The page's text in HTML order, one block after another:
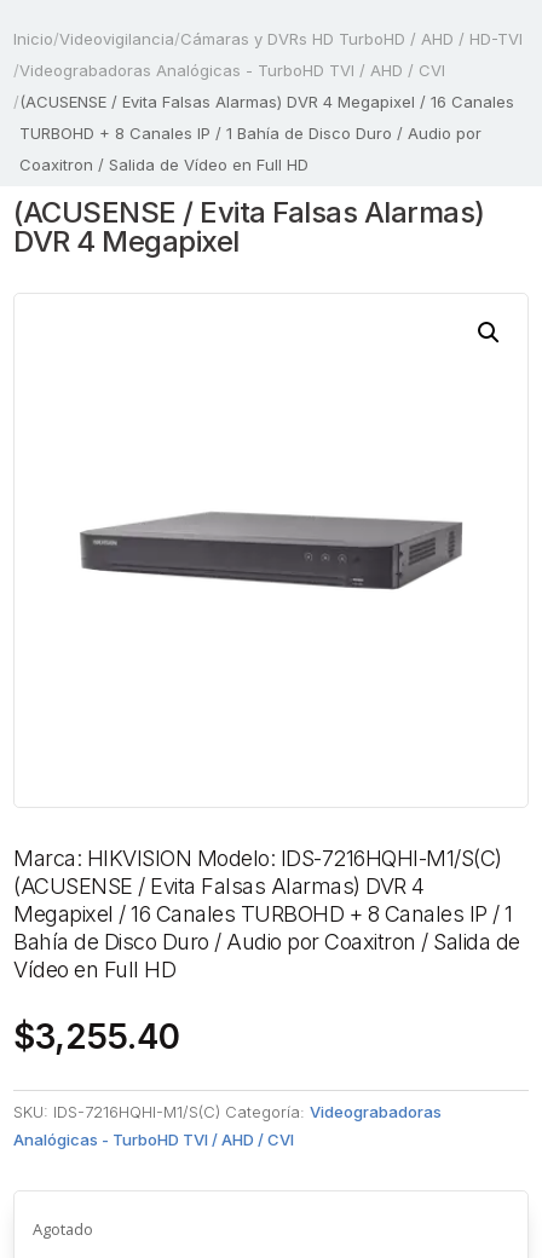
Inicio/Videovigilancia/Cámaras y DVRs HD TurboHD / AHD / HD-TVI
/Videograbadoras Analógicas - TurboHD TVI / AHD / CVI
/(ACUSENSE / Evita Falsas Alarmas) DVR 4 Megapixel / 16 Canales
TURBOHD + 8 Canales IP / 1 Bahía de Disco Duro / Audio por
Coaxitron / Salida de Vídeo en Full HD
(ACUSENSE / Evita Falsas Alarmas)
DVR 4 Megapixel
Marca: HIKVISION Modelo: IDS-7216HQHI-M1/S(C)
(ACUSENSE / Evita Falsas Alarmas) DVR 4
Megapixel / 16 Canales TURBOHD + 8 Canales IP / 1
Bahía de Disco Duro / Audio por Coaxitron / Salida de
Vídeo en Full HD
$3,255.40
SKU: IDS-7216HQHI-M1/S(C) Categoría:Videograbadoras
Analógicas - TurboHD TVI / AHD / CVI
Agotado